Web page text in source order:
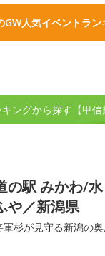
GW人気イベントラン
ングから探す【甲信
の駅 みかわ/
や／新潟県
軍杉が見守る新潟の